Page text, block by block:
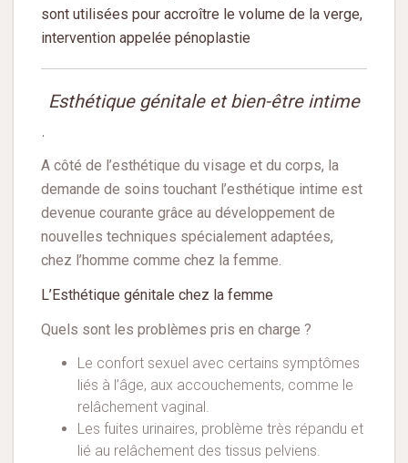
sont utilisées pour accroître le volume de la verge,
intervention appelée pénoplastie
Esthétique génitale et bien-être intime
.
A côté de l’esthétique du visage et du corps, la
demande de soins touchant l’esthétique intime est
devenue courante grâce au développement de
nouvelles techniques spécialement adaptées,
chez l’homme comme chez la femme.
L’Esthétique génitale chez la femme
Quels sont les problèmes pris en charge ?
Le confort sexuel avec certains symptômes
liés à l’âge, aux accouchements, comme le
relâchement vaginal.
Les fuites urinaires, problème très répandu et
lié au relâchement des tissus pelviens.